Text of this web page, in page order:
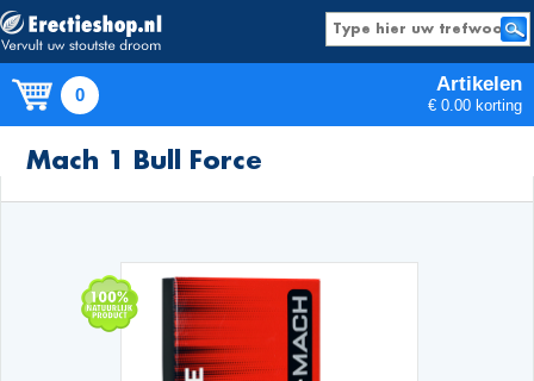
0 Artikelen
€ 0.00 korting
Mach 1 Bull Force